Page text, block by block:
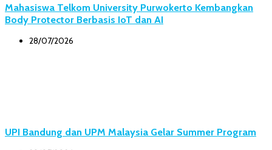
Mahasiswa Telkom University Purwokerto Kembangkan
Body Protector Berbasis IoT dan AI
28/07/2026
UPI Bandung dan UPM Malaysia Gelar Summer Program